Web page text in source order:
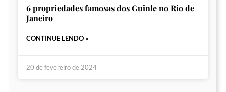
6 propriedades famosas dos Guinle no Rio de
Janeiro
CONTINUE LENDO »
20 de fevereiro de 2024